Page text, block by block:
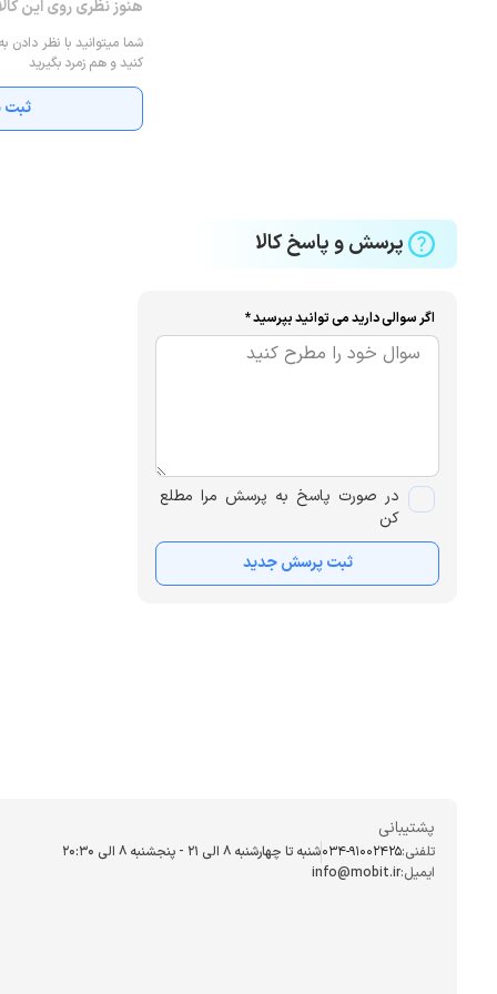
هنوز نظری روی این
شما میتوانید با نظر دادن
کنید و هم زمرد بگیرید
ثبت
پرسش و پاسخ کالا
اگر سوالی دارید می توانید بپرسید *
در صورت پاسخ به پرسش مرا مطلع
کن
ثبت پرسش جدید
پشتیبانی
تلفنی:034-91002425شنبه تا چهارشنبه ۸ الی ۲۱ - پنجشنبه 8 الی ۲۰:۳۰
ایمیل:info@mobit.ir